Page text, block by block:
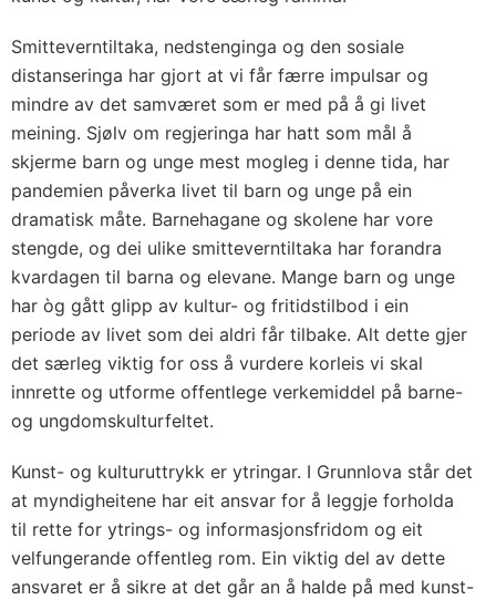
Smitteverntiltaka, nedstenginga og den sosiale
distanseringa har gjort at vi får færre impulsar og
mindre av det samværet som er med på å gi livet
meining. Sjølv om regjeringa har hatt som mål å
skjerme barn og unge mest mogleg i denne tida, har
pandemien påverka livet til barn og unge på ein
dramatisk måte. Barnehagane og skolene har vore
stengde, og dei ulike smitteverntiltaka har forandra
kvardagen til barna og elevane. Mange barn og unge
har òg gått glipp av kultur- og fritidstilbod i ein
periode av livet som dei aldri får tilbake. Alt dette gjer
det særleg viktig for oss å vurdere korleis vi skal
innrette og utforme offentlege verkemiddel på barne-
og ungdomskulturfeltet.
Kunst- og kulturuttrykk er ytringar. I Grunnlova står det
at myndigheitene har eit ansvar for å leggje forholda
til rette for ytrings- og informasjonsfridom og eit
velfungerande offentleg rom. Ein viktig del av dette
ansvaret er å sikre at det går an å halde på med kunst-